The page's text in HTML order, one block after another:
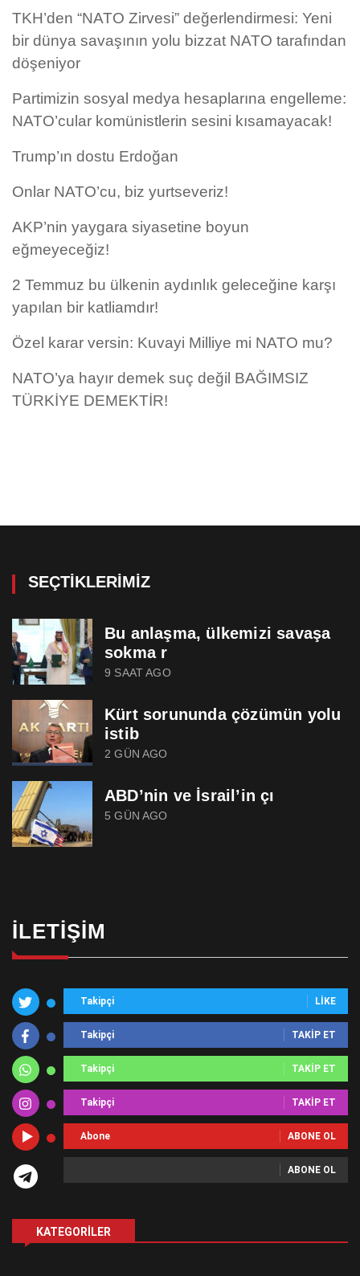
TKH’den “NATO Zirvesi” değerlendirmesi: Yeni
bir dünya savaşının yolu bizzat NATO tarafından
döşeniyor
Partimizin sosyal medya hesaplarına engelleme:
NATO’cular komünistlerin sesini kısamayacak!
Trump’ın dostu Erdoğan
Onlar NATO’cu, biz yurtseveriz!
AKP’nin yaygara siyasetine boyun
eğmeyeceğiz!
2 Temmuz bu ülkenin aydınlık geleceğine karşı
yapılan bir katliamdır!
Özel karar versin: Kuvayi Milliye mi NATO mu?
NATO’ya hayır demek suç değil BAĞIMSIZ
TÜRKİYE DEMEKTİR!
SEÇTIKLERIMIZ
Bu anlaşma, ülkemizi savaşa
sokma r
9 SAAT AGO
Kürt sorununda çözümün yolu
istib
2 GÜN AGO
ABD’nin ve İsrail’in çı
5 GÜN AGO
İLETIŞIM
Takipçi LIKE
Takipçi TAKIP ET
Takipçi TAKIP ET
Takipçi TAKIP ET
Abone ABONE OL
ABONE OL
KATEGORILER